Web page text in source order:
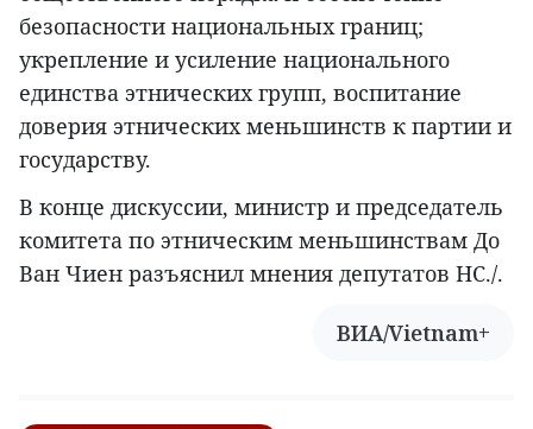
безопасности национальных границ;
укрепление и усиление национального
единства этнических групп, воспитание
доверия этнических меньшинств к партии и
государству.
В конце дискуссии, министр и председатель
комитета по этническим меньшинствам До
Ван Чиен разъяснил мнения депутатов НС./.
ВИА/Vietnam+